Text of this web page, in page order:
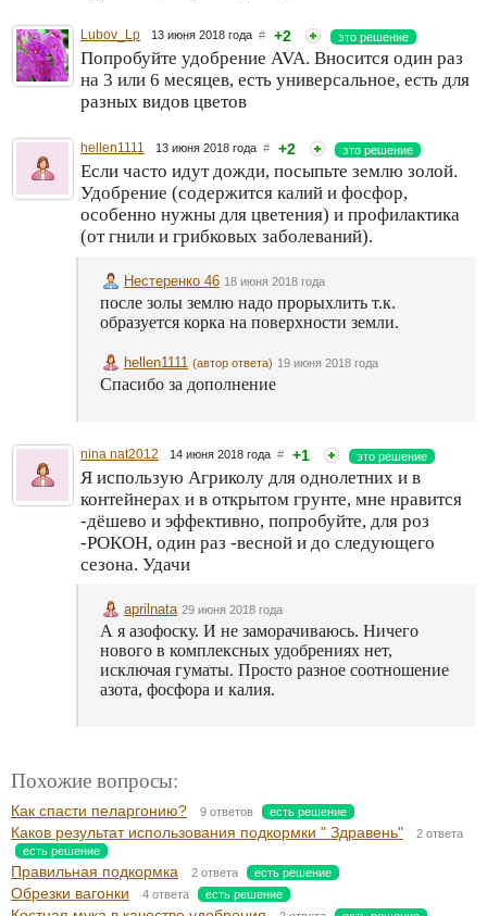
Lubov_Lp 13 июня 2018 года # +2 это решение
Попробуйте удобрение AVA. Вносится один раз
на 3 или 6 месяцев, есть универсальное, есть для
разных видов цветов
hellen1111 13 июня 2018 года # +2 это решение
Если часто идут дожди, посыпьте землю золой.
Удобрение (содержится калий и фосфор,
особенно нужны для цветения) и профилактика
(от гнили и грибковых заболеваний).
Нестеренко 46 18 июня 2018 года
после золы землю надо прорыхлить т.к.
образуется корка на поверхности земли.
hellen1111 (автор ответа) 19 июня 2018 года
Спасибо за дополнение
nina nat2012 14 июня 2018 года # +1 это решение
Я использую Агриколу для однолетних и в
контейнерах и в открытом грунте, мне нравится
-дёшево и эффективно, попробуйте, для роз
-РОКОН, один раз -весной и до следующего
сезона. Удачи
aprilnata 29 июня 2018 года
А я азофоску. И не заморачиваюсь. Ничего
нового в комплексных удобрениях нет,
исключая гуматы. Просто разное соотношение
азота, фосфора и калия.
Похожие вопросы:
Как спасти пеларгонию? 9 ответов есть решение
Каков результат использования подкормки " Здравень"
2 ответа
есть решение
Правильная подкормка 2 ответа есть решение
Обрезки вагонки 4 ответа есть решение